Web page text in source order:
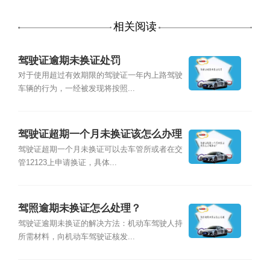
相关阅读
驾驶证逾期未换证处罚
对于使用超过有效期限的驾驶证一年内上路驾驶
车辆的行为，一经被发现将按照...
驾驶证超期一个月未换证该怎么办理
换证？
驾驶证超期一个月未换证可以去车管所或者在交
管12123上申请换证，具体...
驾照逾期未换证怎么处理？
驾驶证逾期未换证的解决方法：机动车驾驶人持
所需材料，向机动车驾驶证核发...